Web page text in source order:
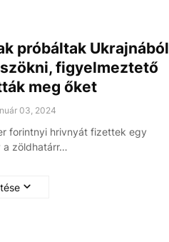
próbáltak Ukrajnából
figyelmeztető
meg őket
03, 2024
forintnyi hrivnyát fizettek egy
a zöldhatárr…